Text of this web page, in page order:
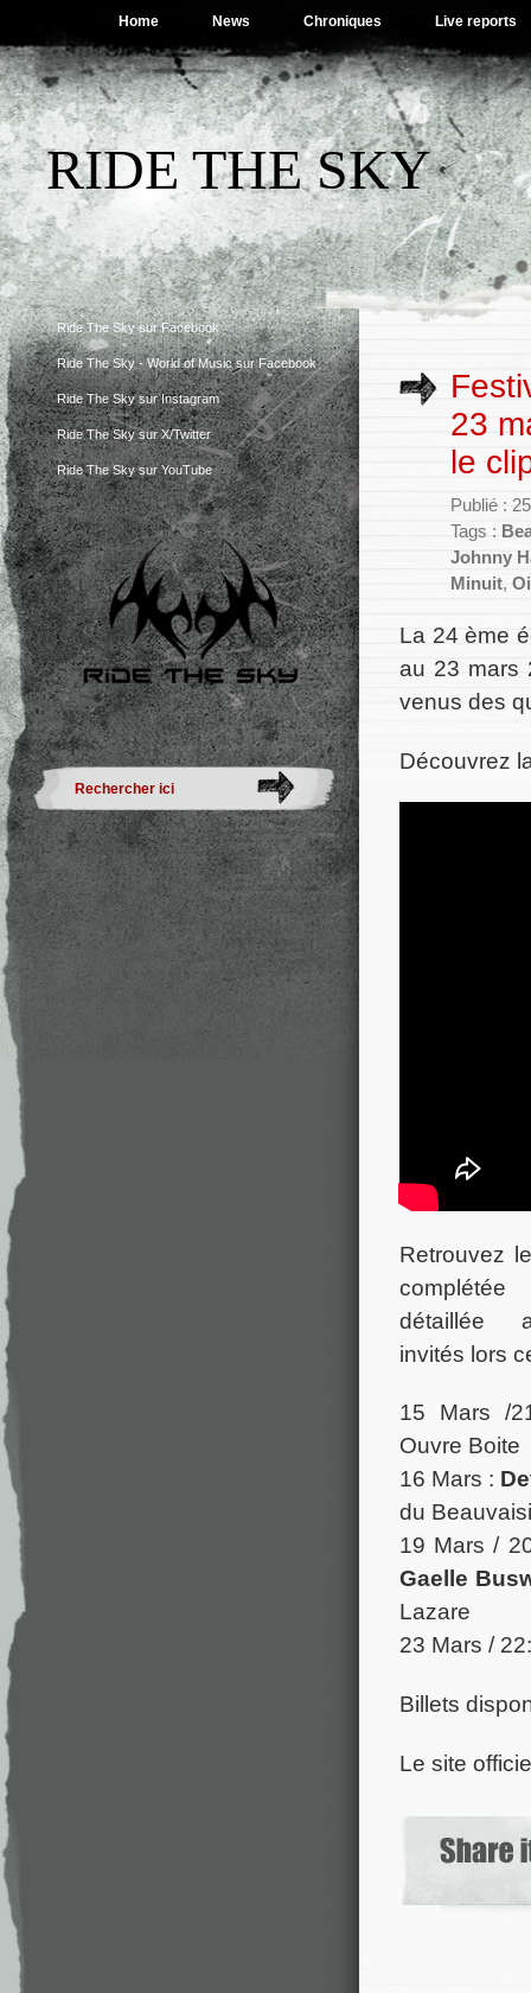
Home News Chroniques Live reports
RIDE THE SKY
Ride The Sky sur Facebook
Ride The Sky - World of Music sur Facebook
Ride The Sky sur Instagram
Ride The Sky sur X/Twitter
Ride The Sky sur YouTube
23
le
Publié :
Tags :
Johnny
Minuit,
La 24 ème
au 23 mars
venus des
Découvrez
Retrouvez
détaillée
invités lors
15 Mars /
Ouvre Boite
16 Mars :
du
19 Mars /
Gaelle
Lazare
23 Mars /
Billets
Le site